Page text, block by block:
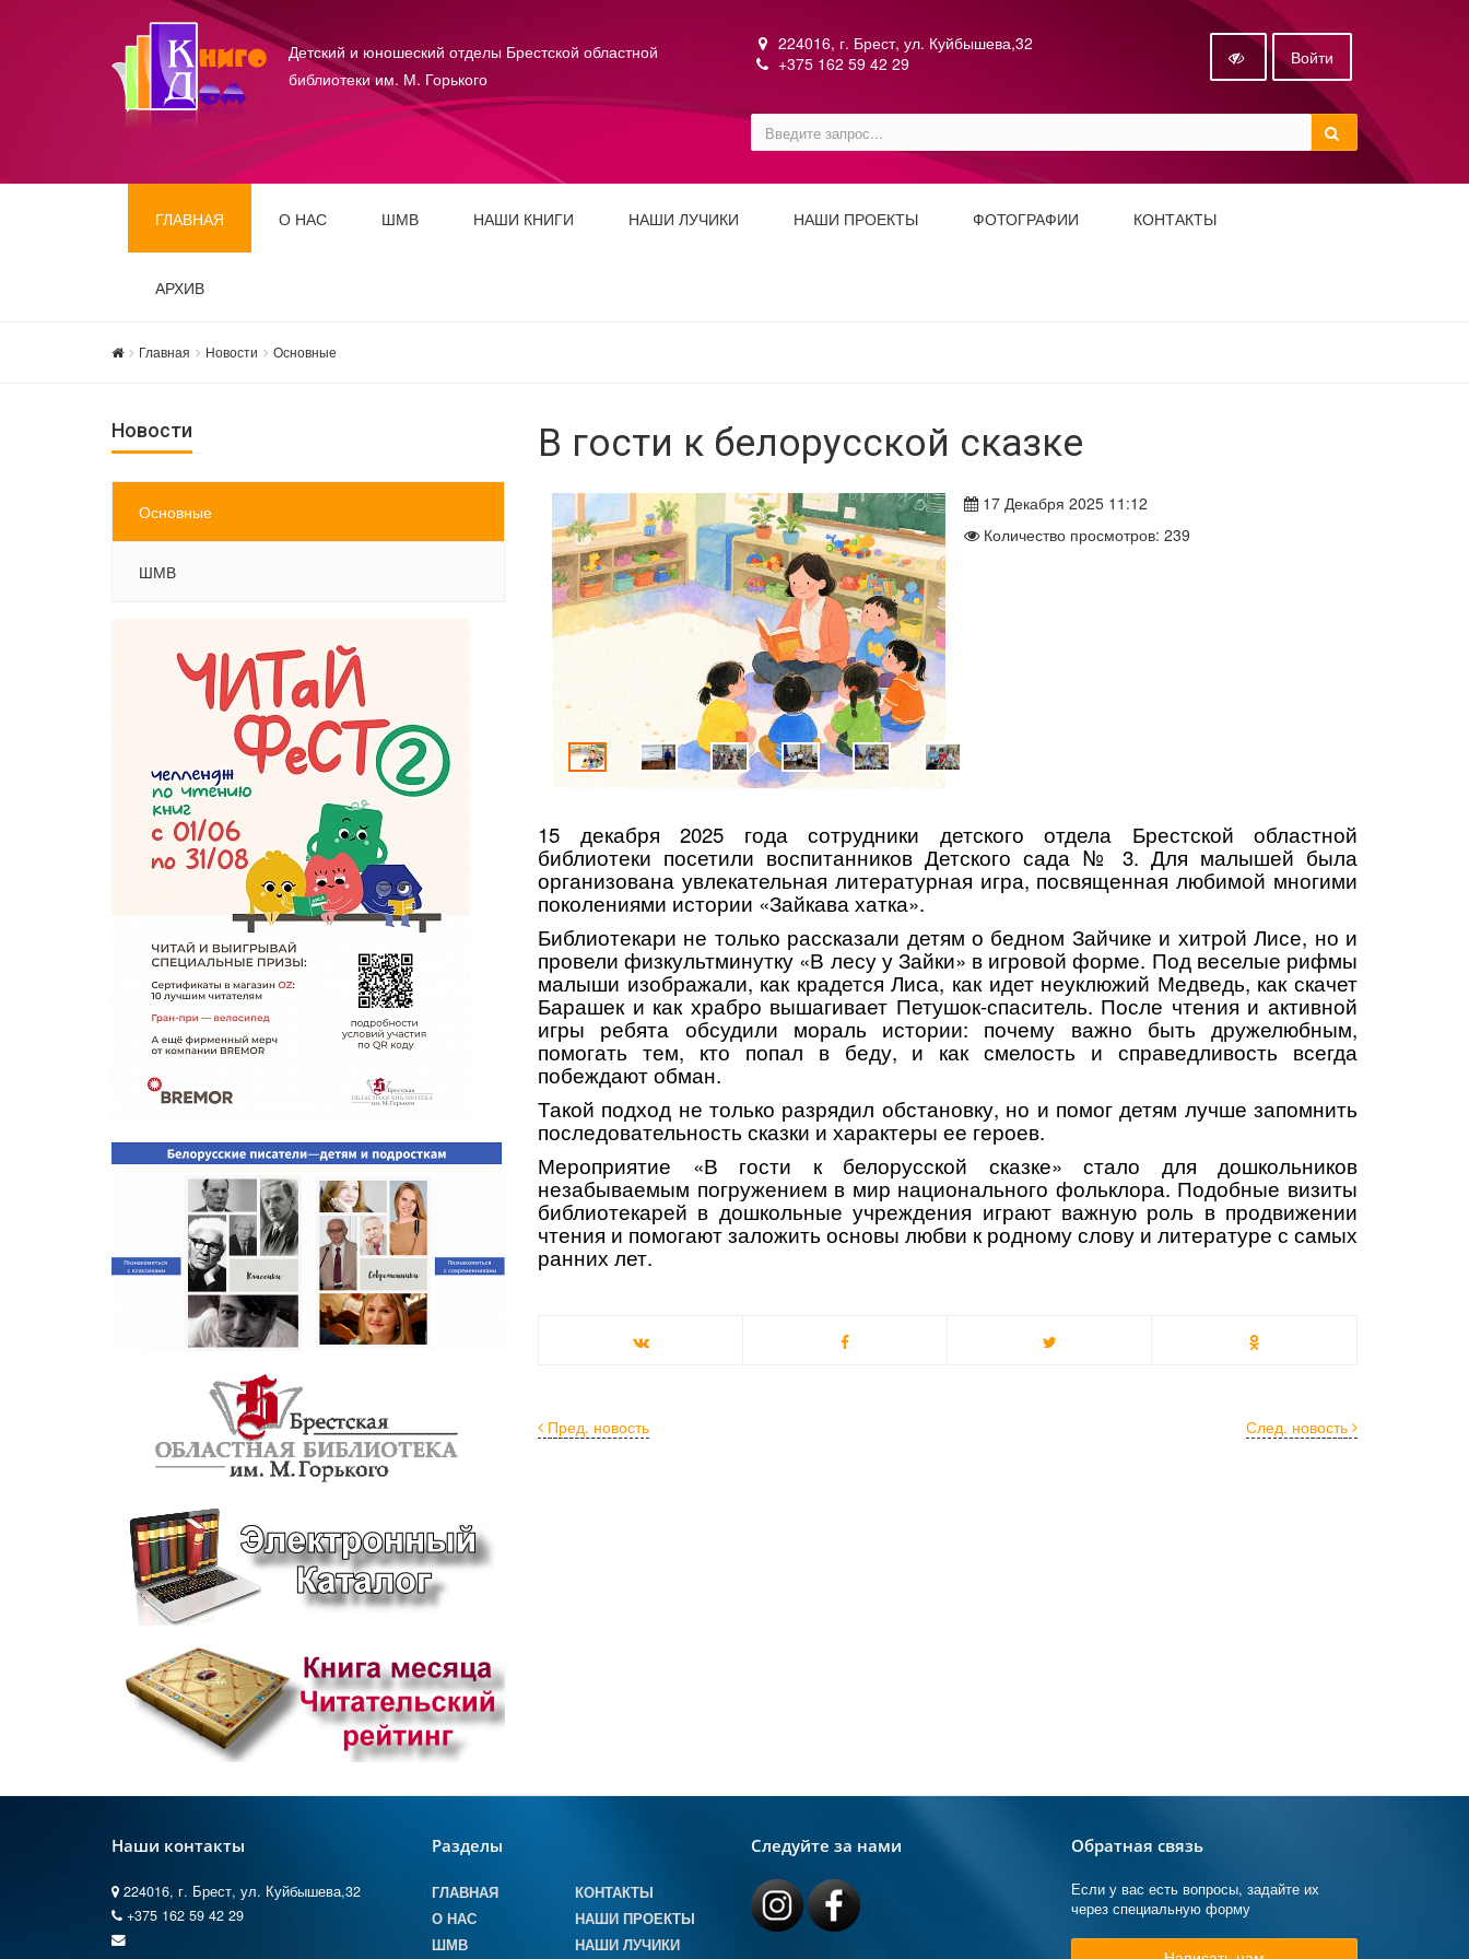
Детский и юношеский отделы Брестской областной
библиотеки им. М. Горького
224016, г. Брест, ул. Куйбышева,32
+375 162 59 42 29
Войти
ГЛАВНАЯ О НАС ШМВ НАШИ КНИГИ НАШИ ЛУЧИКИ НАШИ ПРОЕКТЫ ФОТОГРАФИИ КОНТАКТЫ
АРХИВ
Главная Новости Основные
Новости
Основные
ШМВ
В гости к белорусской сказке
17 Декабря 2025 11:12
Количество просмотров: 239
15 декабря 2025 года сотрудники детского отдела Брестской областной
библиотеки посетили воспитанников Детского сада № 3. Для малышей была
организована увлекательная литературная игра, посвященная любимой многими
поколениями истории «Зайкава хатка».
Библиотекари не только рассказали детям о бедном Зайчике и хитрой Лисе, но и
провели физкультминутку «В лесу у Зайки» в игровой форме. Под веселые рифмы
малыши изображали, как крадется Лиса, как идет неуклюжий Медведь, как скачет
Барашек и как храбро вышагивает Петушок-спаситель. После чтения и активной
игры ребята обсудили мораль истории: почему важно быть дружелюбным,
помогать тем, кто попал в беду, и как смелость и справедливость всегда
побеждают обман.
Такой подход не только разрядил обстановку, но и помог детям лучше запомнить
последовательность сказки и характеры ее героев.
Мероприятие «В гости к белорусской сказке» стало для дошкольников
незабываемым погружением в мир национального фольклора. Подобные визиты
библиотекарей в дошкольные учреждения играют важную роль в продвижении
чтения и помогают заложить основы любви к родному слову и литературе с самых
ранних лет.
След. новость
Пред. новость
Наши контакты
224016, г. Брест, ул. Куйбышева,32
+375 162 59 42 29
Разделы
ГЛАВНАЯ
О НАС
ШМВ
КОНТАКТЫ
НАШИ ПРОЕКТЫ
НАШИ ЛУЧИКИ
Следуйте за нами Обратная связь
Если у вас есть вопросы, задайте их
через специальную форму